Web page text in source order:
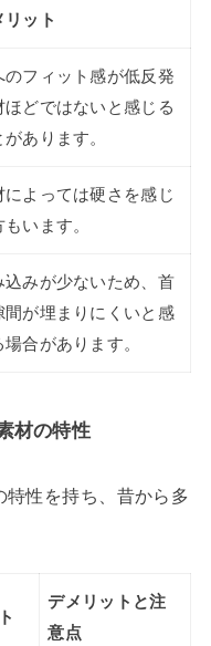
リット
のフィット感が低反発
ほどではないと感じる
があります。
によっては硬さを感じ
もいます。
込みが少ないため、首
間が埋まりにくいと感
場合があります。
材の特性
特性を持ち、昔から多
デメリットと注
意点